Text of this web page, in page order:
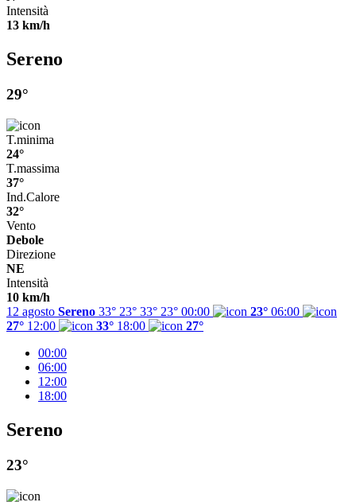
Intensità
13 km/h
Sereno
29°
T.minima
24°
T.massima
37°
Ind.Calore
32°
Vento
Debole
Direzione
NE
Intensità
10 km/h
12 agosto Sereno 33° 23° 33° 23° 00:00 23° 06:00
27° 12:00 33° 18:00
27°
00:00
06:00
12:00
18:00
Sereno
23°